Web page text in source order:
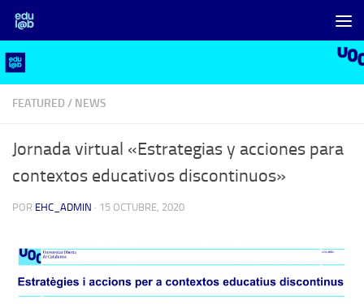
Saltar al contenido
FEATURED / NEWS
Jornada virtual «Estrategias y acciones para
contextos educativos discontinuos»
POR EHC_ADMIN · 15 OCTUBRE, 2020